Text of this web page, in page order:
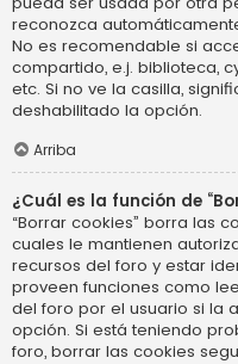
reconozca
No es recomendable si
compartido, e.j. biblioteca,
etc. Si no ve la casilla,
deshabilitado la opción.
Arriba
¿Cuál es la función de
“Borrar cookies” borra las
cuales le mantienen
recursos del foro y estar
proveen funciones como
del foro por el usuario si la
opción. Si está teniendo
foro, borrar las cookies